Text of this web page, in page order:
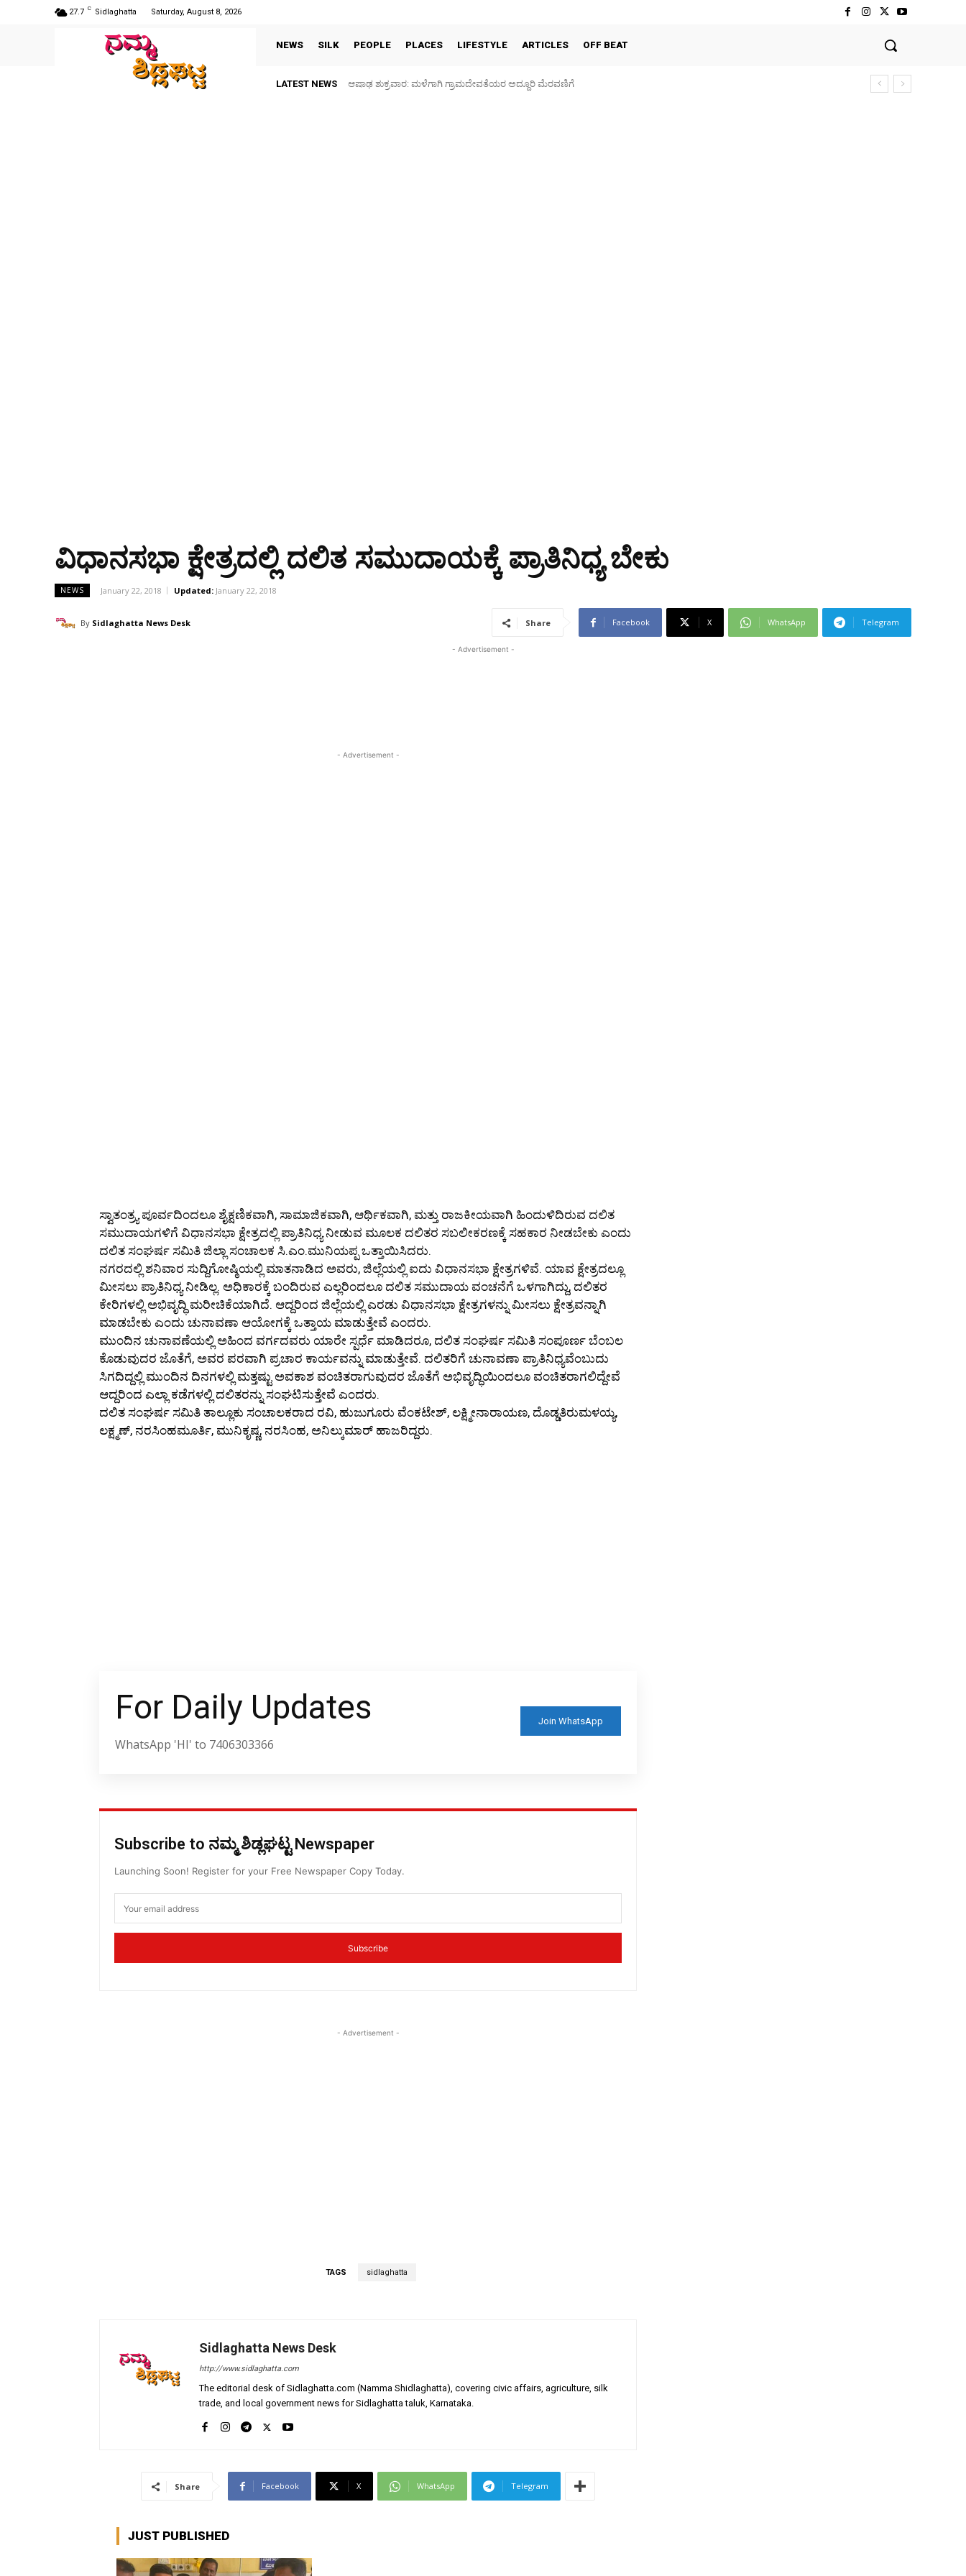
27.7 C Sidlaghatta Saturday, August 8, 2026
NEWS SILK PEOPLE PLACES LIFESTYLE ARTICLES OFF BEAT
LATEST NEWS ಆಷಾಢ ಶುಕ್ರವಾರ: ಮಳೆಗಾಗಿ ಗ್ರಾಮದೇವತೆಯರ ಅದ್ದೂರಿ ಮೆರವಣಿಗೆ
ಫುಟ್‌ ಪಾತ್ ಒತ್ತುವರಿ ತೆರವಿಗೆ ಎರಡು ದಿನ ಗಡುವು: ಪೊಲೀಸ್ ಎಚ್ಚರಿಕೆ
ವಿಧಾನಸಭಾ ಕ್ಷೇತ್ರದಲ್ಲಿ ದಲಿತ ಸಮುದಾಯಕ್ಕೆ ಪ್ರಾತಿನಿಧ್ಯ ಬೇಕು
NEWS January 22, 2018 Updated: January 22, 2018
By Sidlaghatta News Desk Share Facebook X WhatsApp Telegram
- Advertisement -
- Advertisement -
ಸ್ವಾತಂತ್ರ್ಯ ಪೂರ್ವದಿಂದಲೂ ಶೈಕ್ಷಣಿಕವಾಗಿ, ಸಾಮಾಜಿಕವಾಗಿ, ಆರ್ಥಿಕವಾಗಿ, ಮತ್ತು ರಾಜಕೀಯವಾಗಿ ಹಿಂದುಳಿದಿರುವ ದಲಿತ
ಸಮುದಾಯಗಳಿಗೆ ವಿಧಾನಸಭಾ ಕ್ಷೇತ್ರದಲ್ಲಿ ಪ್ರಾತಿನಿಧ್ಯ ನೀಡುವ ಮೂಲಕ ದಲಿತರ ಸಬಲೀಕರಣಕ್ಕೆ ಸಹಕಾರ ನೀಡಬೇಕು ಎಂದು
ದಲಿತ ಸಂಘರ್ಷ ಸಮಿತಿ ಜಿಲ್ಲಾ ಸಂಚಾಲಕ ಸಿ.ಎಂ.ಮುನಿಯಪ್ಪ ಒತ್ತಾಯಿಸಿದರು.
ನಗರದಲ್ಲಿ ಶನಿವಾರ ಸುದ್ದಿಗೋಷ್ಠಿಯಲ್ಲಿ ಮಾತನಾಡಿದ ಅವರು, ಜಿಲ್ಲೆಯಲ್ಲಿ ಐದು ವಿಧಾನಸಭಾ ಕ್ಷೇತ್ರಗಳಿವೆ. ಯಾವ ಕ್ಷೇತ್ರದಲ್ಲೂ
ಮೀಸಲು ಪ್ರಾತಿನಿಧ್ಯ ನೀಡಿಲ್ಲ. ಅಧಿಕಾರಕ್ಕೆ ಬಂದಿರುವ ಎಲ್ಲರಿಂದಲೂ ದಲಿತ ಸಮುದಾಯ ವಂಚನೆಗೆ ಒಳಗಾಗಿದ್ದು, ದಲಿತರ
ಕೇರಿಗಳಲ್ಲಿ ಅಭಿವೃದ್ಧಿ ಮರೀಚಿಕೆಯಾಗಿದೆ. ಆದ್ದರಿಂದ ಜಿಲ್ಲೆಯಲ್ಲಿ ಎರಡು ವಿಧಾನಸಭಾ ಕ್ಷೇತ್ರಗಳನ್ನು ಮೀಸಲು ಕ್ಷೇತ್ರವನ್ನಾಗಿ
ಮಾಡಬೇಕು ಎಂದು ಚುನಾವಣಾ ಆಯೋಗಕ್ಕೆ ಒತ್ತಾಯ ಮಾಡುತ್ತೇವೆ ಎಂದರು.
ಮುಂದಿನ ಚುನಾವಣೆಯಲ್ಲಿ ಅಹಿಂದ ವರ್ಗದವರು ಯಾರೇ ಸ್ಪರ್ಧೆ ಮಾಡಿದರೂ, ದಲಿತ ಸಂಘರ್ಷ ಸಮಿತಿ ಸಂಪೂರ್ಣ ಬೆಂಬಲ
ಕೊಡುವುದರ ಜೊತೆಗೆ, ಅವರ ಪರವಾಗಿ ಪ್ರಚಾರ ಕಾರ್ಯವನ್ನು ಮಾಡುತ್ತೇವೆ. ದಲಿತರಿಗೆ ಚುನಾವಣಾ ಪ್ರಾತಿನಿಧ್ಯವೆಂಬುದು
ಸಿಗದಿದ್ದಲ್ಲಿ ಮುಂದಿನ ದಿನಗಳಲ್ಲಿ ಮತ್ತಷ್ಟು ಅವಕಾಶ ವಂಚಿತರಾಗುವುದರ ಜೊತೆಗೆ ಅಭಿವೃದ್ಧಿಯಿಂದಲೂ ವಂಚಿತರಾಗಲಿದ್ದೇವೆ
ಆದ್ದರಿಂದ ಎಲ್ಲಾ ಕಡೆಗಳಲ್ಲಿ ದಲಿತರನ್ನು ಸಂಘಟಿಸುತ್ತೇವೆ ಎಂದರು.
ದಲಿತ ಸಂಘರ್ಷ ಸಮಿತಿ ತಾಲ್ಲೂಕು ಸಂಚಾಲಕರಾದ ರವಿ, ಹುಜುಗೂರು ವೆಂಕಟೇಶ್, ಲಕ್ಷ್ಮೀನಾರಾಯಣ, ದೊಡ್ಡತಿರುಮಳಯ್ಯ,
ಲಕ್ಷ್ಮಣ್, ನರಸಿಂಹಮೂರ್ತಿ, ಮುನಿಕೃಷ್ಣ, ನರಸಿಂಹ, ಅನಿಲ್ಕುಮಾರ್ ಹಾಜರಿದ್ದರು.
For Daily Updates
WhatsApp 'HI' to 7406303366
Join WhatsApp
Subscribe to ನಮ್ಮ ಶಿಡ್ಲಘಟ್ಟ Newspaper
Launching Soon! Register for your Free Newspaper Copy Today.
Subscribe
- Advertisement -
TAGS sidlaghatta
Sidlaghatta News Desk
http://www.sidlaghatta.com
The editorial desk of Sidlaghatta.com (Namma Shidlaghatta), covering civic affairs, agriculture, silk
trade, and local government news for Sidlaghatta taluk, Karnataka.
Share Facebook X WhatsApp Telegram
JUST PUBLISHED